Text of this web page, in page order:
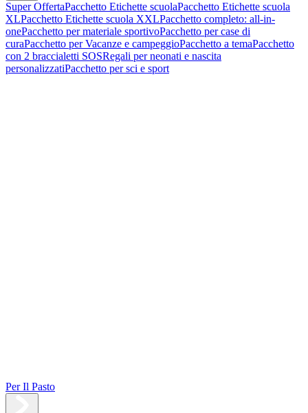
Super OffertaPacchetto Etichette scuolaPacchetto Etichette scuola
XLPacchetto Etichette scuola XXLPacchetto completo: all-in-
onePacchetto per materiale sportivoPacchetto per case di
curaPacchetto per Vacanze e campeggioPacchetto a temaPacchetto
con 2 braccialetti SOSRegali per neonati e nascita
personalizzatiPacchetto per sci e sport
Per Il Pasto